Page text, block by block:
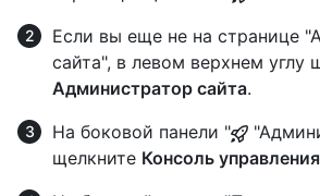
Если вы еще не на странице
сайта", в левом верхнем углу
Администратор сайта.
На боковой панели "
щелкните Консоль управления